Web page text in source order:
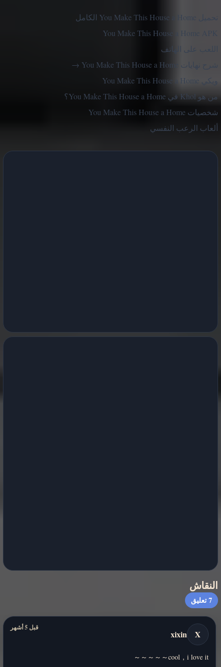
تحميل You Make This House a Home الكامل
You Make This House a Home APK
اللعب على الهاتف
شرح نهايات You Make This House a Home →
ويكي You Make This House a Home
من هو Khol في You Make This House a Home؟
شخصيات You Make This House a Home
ألعاب الرعب النفسي
النقاش
7تعليق
X
xixin
قبل 5 أشهر
cool，i love it～～～～～